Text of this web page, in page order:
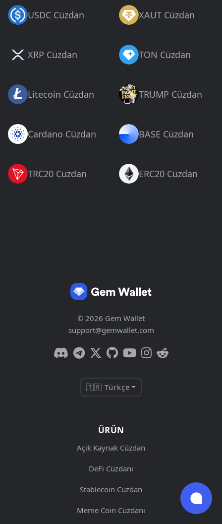
USDC Cüzdan XAUT Cüzdan
XRP Cüzdan TON Cüzdan
Litecoin Cüzdan TRUMP Cüzdan
Cardano Cüzdan BASE Cüzdan
TRC20 Cüzdan ERC20 Cüzdan
© 2026 Gem Wallet
support@gemwallet.com
🇹🇷 Türkçe
ÜRÜN
Açık Kaynak Cüzdan
DeFi Cüzdanı
Stablecoin Cüzdan
Meme Coin Cüzdanı